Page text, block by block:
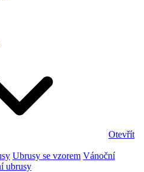
Otevřít
Ubrusy se vzorem Vánoční
ubrusy